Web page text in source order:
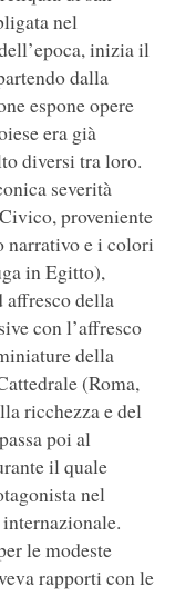
nel
inizia il
dalla
espone opere
era già
diversi tra loro.
severità
proveniente
narrativo e i colori
in Egitto),
affresco della
con l’affresco
della
(Roma,
ricchezza e del
poi al
il quale
nel
le modeste
rapporti con le